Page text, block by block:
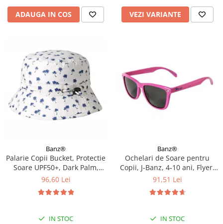
ADAUGA IN COS VEZI VARIANTE
Banz®
Palarie Copii Bucket, Protectie
Soare UPF50+, Dark Palm,
Diverse marimi
96,60 Lei
IN STOC
Banz®
Ochelari de Soare pentru
Copii, J-Banz, 4-10 ani, Flyer,
Roz
91,51 Lei
IN STOC